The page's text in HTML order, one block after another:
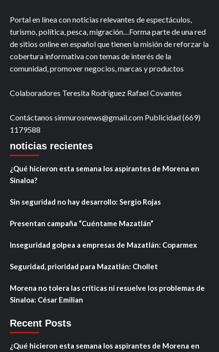
Portal en línea con noticias relevantes de espectáculos,
turismo, política, pesca, migración…Forma parte de una red
de sitios online en español que tienen la misión de reforzar la
cobertura informativa con temas de interés de la
comunidad, promover negocios, marcas y productos
Colaboradores Teresita Rodríguez Rafael Covantes
Contáctanos sinmurosnews@gmail.com Publicidad (669)
1179588
noticias recientes
¿Qué hicieron esta semana los aspirantes de Morena en
Sinaloa?
Sin seguridad no hay desarrollo: Sergio Rojas
Presentan campaña “Cuéntame Mazatlán”
Inseguridad golpea a empresas de Mazatlán: Coparmex
Seguridad, prioridad para Mazatlán: Chollet
Morena no tolera las críticas ni resuelve los problemas de
Sinaloa: César Emilian
Recent Posts
¿Qué hicieron esta semana los aspirantes de Morena en